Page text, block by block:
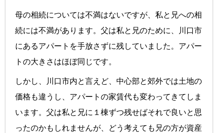
母の相続については不満はないですが、私と兄への相
続には不満があります。父は私と兄のために、川口市
にあるアパートを手放さずに残していました。アパー
トの大きさはほぼ同じです。
しかし、川口市内と言えど、中心部と郊外では土地の
価格も違うし、アパートの家賃代も変わってきてしま
います。父は私と兄に１棟ずつ残せばそれで良いと思
ったのかもしれませんが、どう考えても兄の方が資産